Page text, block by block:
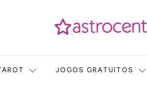
JOGOS GRATUITOS